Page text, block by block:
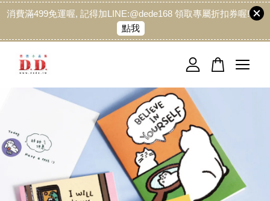
消費滿499免運喔, 記得加LINE:@dede168 領取專屬折扣券喔!
點我
您的購物車目前還是空的。
繼續購物